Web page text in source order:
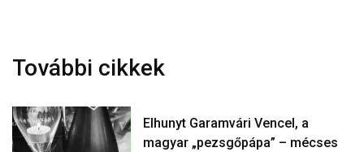
További cikkek
Elhunyt Garamvári Vencel, a
magyar „pezsgőpápa” – mécses